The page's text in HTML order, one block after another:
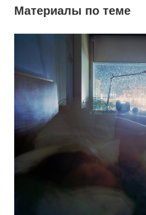
Материалы по теме